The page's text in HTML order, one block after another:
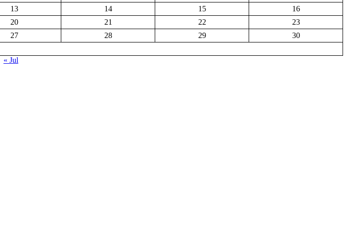
13 14 15
16
20 21 22
23
27 28 29
30
« Jul